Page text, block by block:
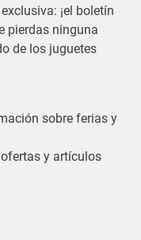
¡el boletín
pierdas ninguna
de los juguetes
sobre ferias y
y artículos